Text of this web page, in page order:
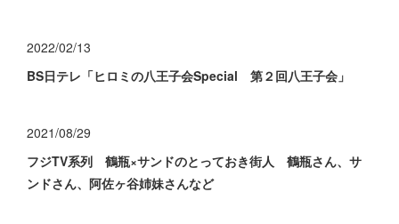
2022/02/13
BS日テレ「ヒロミの八王子会Special 第２回八王子会」
2021/08/29
フジTV系列 鶴瓶×サンドのとっておき街人 鶴瓶さん、サ
ンドさん、阿佐ヶ谷姉妹さんなど